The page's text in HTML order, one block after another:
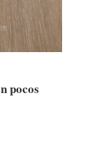
pocos